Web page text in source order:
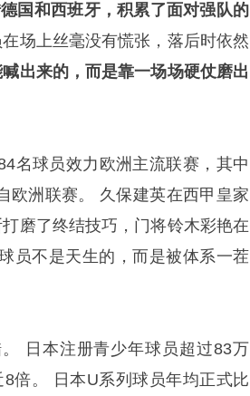
国和西班牙，积累了面对强队的
场上丝毫没有慌张，落后时依然
出来的，而是靠一场场硬仗磨出
名球员效力欧洲主流联赛，其中
欧洲联赛。 久保建英在西甲皇家
磨了终结技巧，门将铃木彩艳在
员不是天生的，而是被体系一茬
日本注册青少年球员超过83万
倍。 日本U系列球员年均正式比